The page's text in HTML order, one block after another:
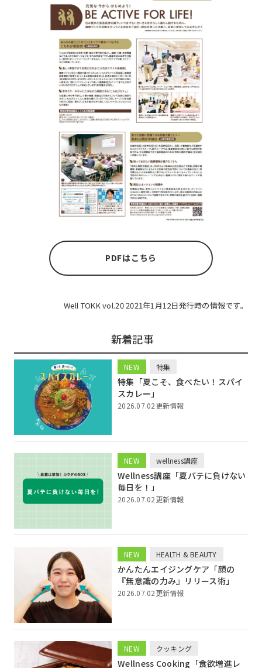
PDFはこちら
Well TOKK vol.20 2021年1月12日発行時の情報です。
新着記事
NEW 特集
特集「夏こそ、食べたい！スパイ
スカレー」
2026.07.02更新情報
NEW wellness講座
Wellness講座「夏バテに負けない
毎日を！」
2026.07.02更新情報
NEW HEALTH & BEAUTY
かんたんエイジングケア「顔の
『無意識の力み』リリース術」
2026.07.02更新情報
NEW クッキング
Wellness Cooking「食欲増進レ